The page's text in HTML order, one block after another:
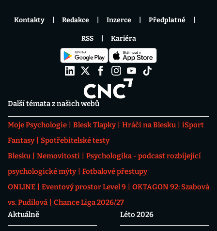
Další témata z našich webů
Moje Psychologie Blesk Tlapky Hráči na Blesku
iSport
Fantasy
Spotřebitelské testy
Blesku
Nemovitosti
Psychologika - podcast rozbíjející
psychologické mýty
Fotbalové přestupy
ONLINE
Eventový prostor Level 9
OKTAGON 92: Szabová
vs. Pudilová
Chance Liga 2026/27
Aktuálně
Léto 2026
Kontakty Redakce Inzerce Předplatné
RSS Kariéra